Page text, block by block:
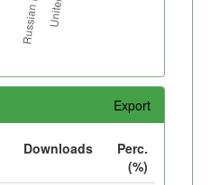
Export
Downloads
Perc.
(%)